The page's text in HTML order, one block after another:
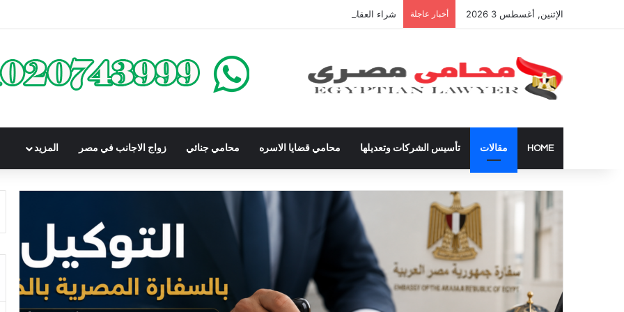
الإثنين, أغسطس 3 2026 أخبار عاجلة شراء العقارات داخل الكومباوندات تحت الإنشاء | أهم البنود التي تحمي المشتري في القانون المصري
HOME مقالات تأسيس الشركات وتعديلها محامي قضايا الاسره محامي جنائي زواج الاجانب في مصر المزيد